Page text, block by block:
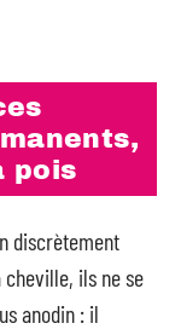
pois
discrètement
cheville, ils ne se
anodin : il